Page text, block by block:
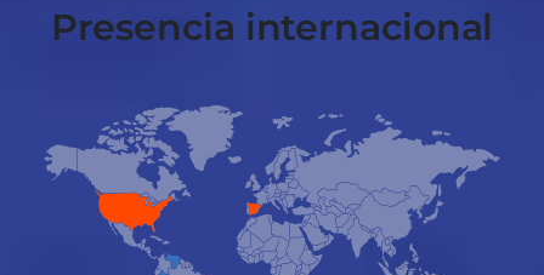
Presencia internacional